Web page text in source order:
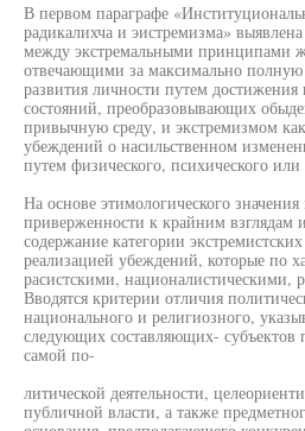
В первом параграфе
радикалихча и эистремизма»
между экстремальными принципами
отвечающими за максимально полную
развития личности путем
состояний, преобразовывающих
привычную среду, и экстремизмом
убеждений о насильственном
путем физического, психического
На основе этимологического
приверженности к крайним взглядам
содержание категории
реализацией убеждений, которые по
расистскими, националистическими,
Вводятся критерии отличия
национального и религиозного,
следующих составляющих- субъектов
самой по-
литической деятельности,
публичной власти, а также